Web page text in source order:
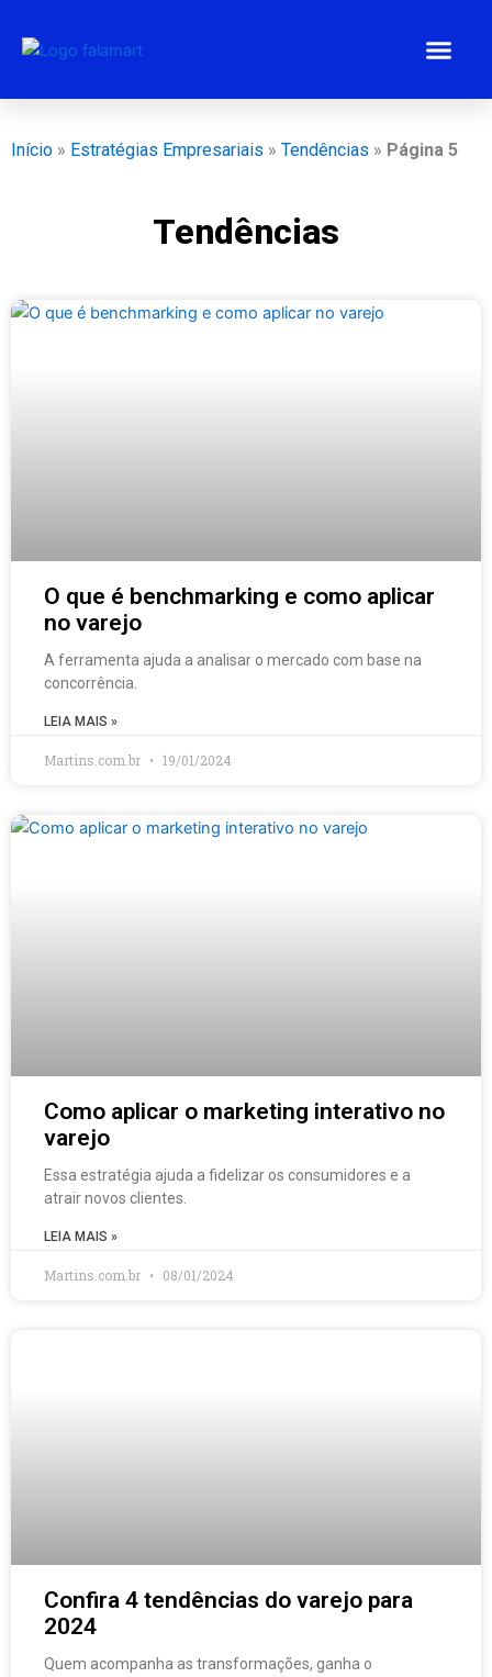
para
Início » Estratégias Empresariais » Tendências » Página 5
Tendências
O que é benchmarking e como aplicar
no varejo
A ferramenta ajuda a analisar o mercado com base na
concorrência.
LEIA MAIS »
Martins.com.br 19/01/2024
Como aplicar o marketing interativo no
varejo
Essa estratégia ajuda a fidelizar os consumidores e a
atrair novos clientes.
LEIA MAIS »
Martins.com.br 08/01/2024
Confira 4 tendências do varejo para
2024
Quem acompanha as transformações, ganha o
Página PáginaPáginaPáginaPáginaPágina Página